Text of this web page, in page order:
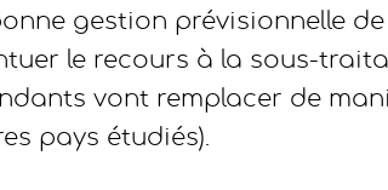
gestion prévisionnelle
le recours à la sous-
vont remplacer de
pays étudiés).